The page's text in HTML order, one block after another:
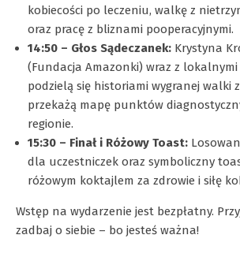
kobiecości po leczeniu, walkę z
oraz pracę z bliznami pooperacyjnymi.
14:50 – Głos Sądeczanek: Krystyna
(Fundacja Amazonki) wraz z
podzielą się historiami wygranej walki
przekażą mapę punktów
regionie.
15:30 – Finał i Różowy Toast:
dla uczestniczek oraz symboliczny
różowym koktajlem za zdrowie i siłę
Wstęp na wydarzenie jest bezpłatny.
zadbaj o siebie – bo jesteś ważna!